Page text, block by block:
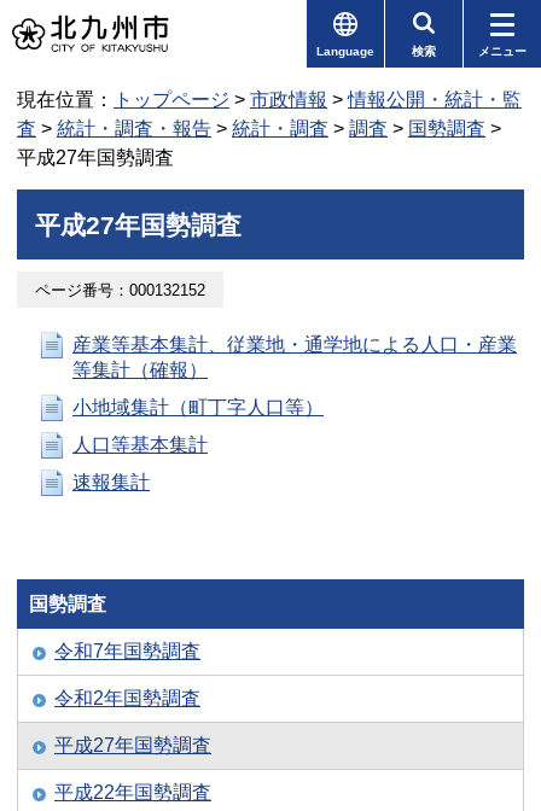
Language 検索 メニュー
現在位置： トップページ > 市政情報 >情報公開・統計・監
査 > 統計・調査・報告 > 統計・調査 > 調査 > 国勢調査 >
平成27年国勢調査
平成27年国勢調査
ページ番号：000132152
産業等基本集計、従業地・通学地による人口・産業
等集計（確報）
小地域集計（町丁字人口等）
人口等基本集計
速報集計
国勢調査
令和7年国勢調査
令和2年国勢調査
平成27年国勢調査
平成22年国勢調査